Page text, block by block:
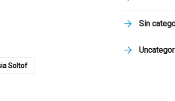
Soltof
Sin